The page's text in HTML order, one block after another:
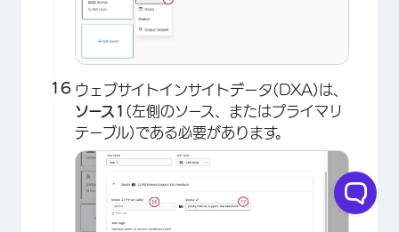
×
ウェブサイトインサイトデータ(DXA)は、
ソース1 (左側のソース、またはプライマリ
テーブル)である必要があります。